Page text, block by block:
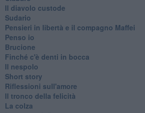
Il diavolo custode
Sudario
Pensieri in libertà e il compagno Maffei
Penso io
Brucione
Finché c'è denti in bocca
Il nespolo
Short story
Riflessioni sull'amore
Il tronco della felicità
La colza